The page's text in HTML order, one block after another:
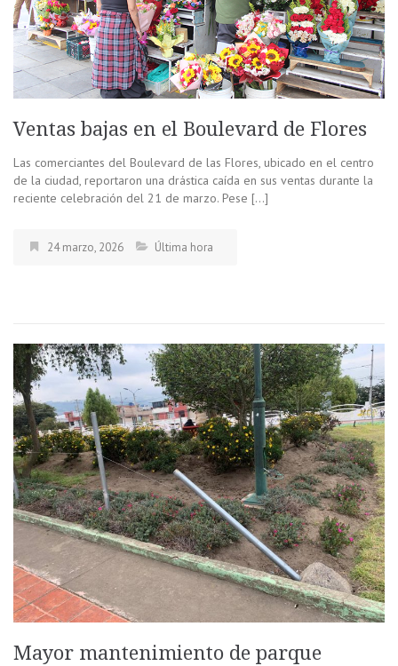
Ventas bajas en el Boulevard de Flores
Las comerciantes del Boulevard de las Flores, ubicado en el centro
de la ciudad, reportaron una drástica caída en sus ventas durante la
reciente celebración del 21 de marzo. Pese […]
24 marzo, 2026 Última hora
Mayor mantenimiento de parque